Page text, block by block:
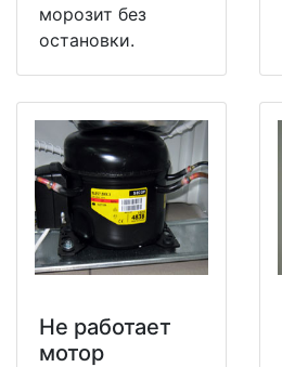
морозит без
остановки.
Не работает
мотор